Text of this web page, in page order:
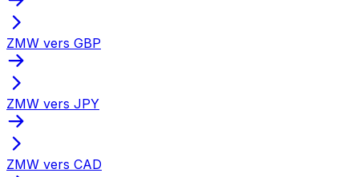
ZMW vers GBP
ZMW vers JPY
ZMW vers CAD